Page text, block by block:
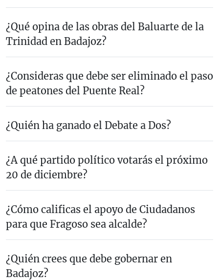
¿Qué opina de las obras del Baluarte de la
Trinidad en Badajoz?
¿Consideras que debe ser eliminado el paso
de peatones del Puente Real?
¿Quién ha ganado el Debate a Dos?
¿A qué partido político votarás el próximo
20 de diciembre?
¿Cómo calificas el apoyo de Ciudadanos
para que Fragoso sea alcalde?
¿Quién crees que debe gobernar en
Badajoz?